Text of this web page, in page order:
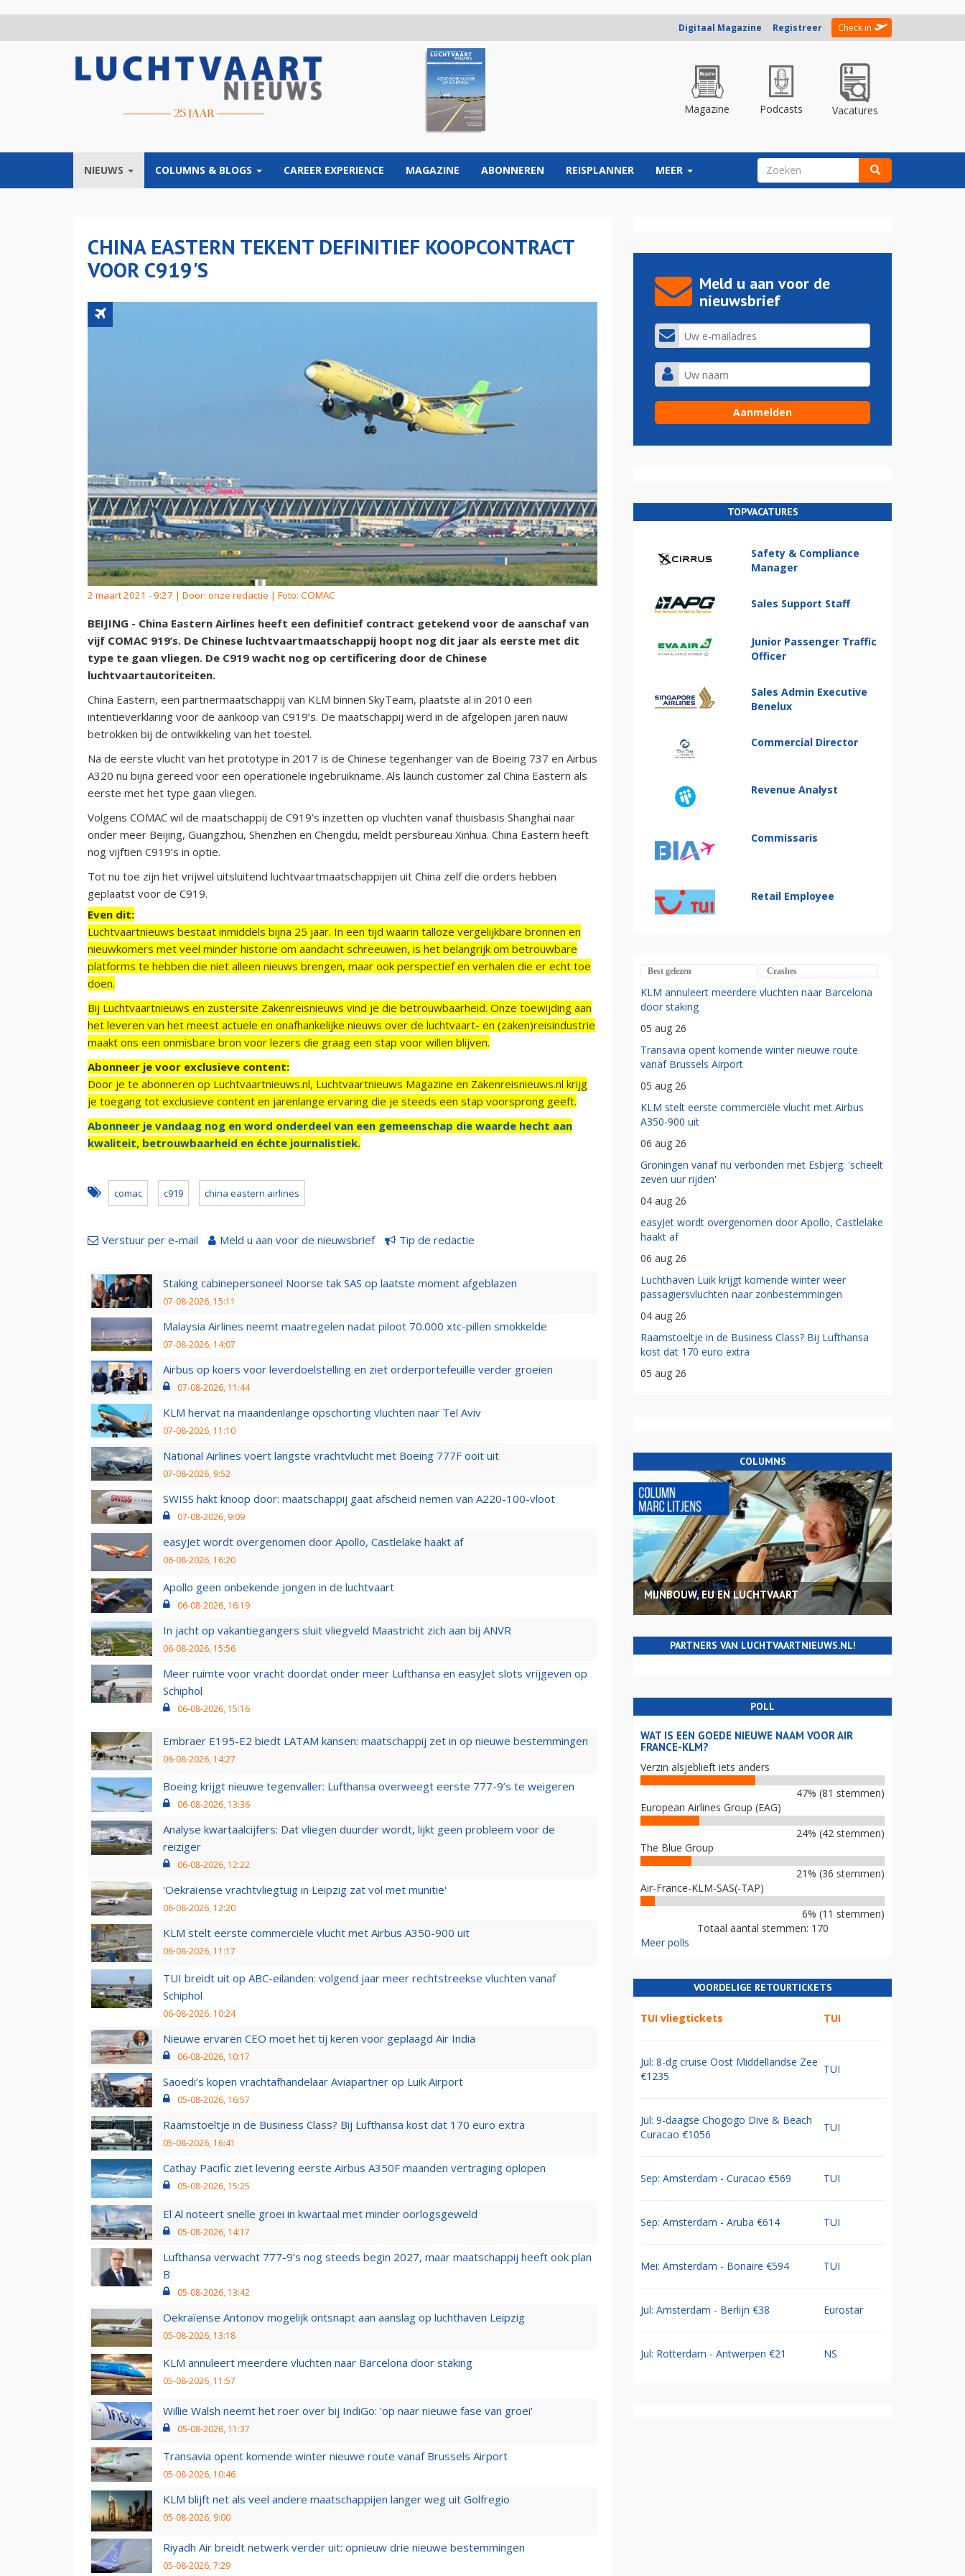
Digitaal Magazine Registreer Check in
Magazine Podcasts Vacatures
NIEUWS COLUMNS & BLOGS CAREER EXPERIENCE MAGAZINE ABONNEREN REISPLANNER MEER ZOEKVELD
CHINA EASTERN TEKENT DEFINITIEF KOOPCONTRACT
VOOR C919'S
2 maart 2021 - 9:27 | Door: onze redactie | Foto: COMAC
BEIJING - China Eastern Airlines heeft een definitief contract getekend voor de aanschaf van
vijf COMAC 919’s. De Chinese luchtvaartmaatschappij hoopt nog dit jaar als eerste met dit
type te gaan vliegen. De C919 wacht nog op certificering door de Chinese
luchtvaartautoriteiten.
China Eastern, een partnermaatschappij van KLM binnen SkyTeam, plaatste al in 2010 een
intentieverklaring voor de aankoop van C919’s. De maatschappij werd in de afgelopen jaren nauw
betrokken bij de ontwikkeling van het toestel.
Na de eerste vlucht van het prototype in 2017 is de Chinese tegenhanger van de Boeing 737 en Airbus
A320 nu bijna gereed voor een operationele ingebruikname. Als launch customer zal China Eastern als
eerste met het type gaan vliegen.
Volgens COMAC wil de maatschappij de C919’s inzetten op vluchten vanaf thuisbasis Shanghai naar
onder meer Beijing, Guangzhou, Shenzhen en Chengdu, meldt persbureau Xinhua. China Eastern heeft
nog vijftien C919’s in optie.
Tot nu toe zijn het vrijwel uitsluitend luchtvaartmaatschappijen uit China zelf die orders hebben
geplaatst voor de C919.
Even dit:
Luchtvaartnieuws bestaat inmiddels bijna 25 jaar. In een tijd waarin talloze vergelijkbare bronnen en
nieuwkomers met veel minder historie om aandacht schreeuwen, is het belangrijk om betrouwbare
platforms te hebben die niet alleen nieuws brengen, maar ook perspectief en verhalen die er echt toe
doen.
Bij Luchtvaartnieuws en zustersite Zakenreisnieuws vind je die betrouwbaarheid. Onze toewijding aan
het leveren van het meest actuele en onafhankelijke nieuws over de luchtvaart- en (zaken)reisindustrie
maakt ons een onmisbare bron voor lezers die graag een stap voor willen blijven.
Abonneer je voor exclusieve content:
Door je te abonneren op Luchtvaartnieuws.nl, Luchtvaartnieuws Magazine en Zakenreisnieuws.nl krijg
je toegang tot exclusieve content en jarenlange ervaring die je steeds een stap voorsprong geeft.
Abonneer je vandaag nog en word onderdeel van een gemeenschap die waarde hecht aan
kwaliteit, betrouwbaarheid en échte journalistiek.
comac c919 china eastern airlines
Verstuur per e-mail Meld u aan voor de nieuwsbrief Tip de redactie
Staking cabinepersoneel Noorse tak SAS op laatste moment afgeblazen
07-08-2026, 15:11
Malaysia Airlines neemt maatregelen nadat piloot 70.000 xtc-pillen smokkelde
07-08-2026, 14:07
Airbus op koers voor leverdoelstelling en ziet orderportefeuille verder groeien
07-08-2026, 11:44
KLM hervat na maandenlange opschorting vluchten naar Tel Aviv
07-08-2026, 11:10
National Airlines voert langste vrachtvlucht met Boeing 777F ooit uit
07-08-2026, 9:52
SWISS hakt knoop door: maatschappij gaat afscheid nemen van A220-100-vloot
07-08-2026, 9:09
easyJet wordt overgenomen door Apollo, Castlelake haakt af
06-08-2026, 16:20
Apollo geen onbekende jongen in de luchtvaart
06-08-2026, 16:19
In jacht op vakantiegangers sluit vliegveld Maastricht zich aan bij ANVR
06-08-2026, 15:56
Meer ruimte voor vracht doordat onder meer Lufthansa en easyJet slots vrijgeven op
Schiphol
06-08-2026, 15:16
Embraer E195-E2 biedt LATAM kansen: maatschappij zet in op nieuwe bestemmingen
06-08-2026, 14:27
Boeing krijgt nieuwe tegenvaller: Lufthansa overweegt eerste 777-9’s te weigeren
06-08-2026, 13:36
Analyse kwartaalcijfers: Dat vliegen duurder wordt, lijkt geen probleem voor de
reiziger
06-08-2026, 12:22
'Oekraïense vrachtvliegtuig in Leipzig zat vol met munitie'
06-08-2026, 12:20
KLM stelt eerste commerciële vlucht met Airbus A350-900 uit
06-08-2026, 11:17
TUI breidt uit op ABC-eilanden: volgend jaar meer rechtstreekse vluchten vanaf
Schiphol
06-08-2026, 10:24
Nieuwe ervaren CEO moet het tij keren voor geplaagd Air India
06-08-2026, 10:17
Saoedi’s kopen vrachtafhandelaar Aviapartner op Luik Airport
05-08-2026, 16:57
Raamstoeltje in de Business Class? Bij Lufthansa kost dat 170 euro extra
05-08-2026, 16:41
Cathay Pacific ziet levering eerste Airbus A350F maanden vertraging oplopen
05-08-2026, 15:25
El Al noteert snelle groei in kwartaal met minder oorlogsgeweld
05-08-2026, 14:17
Lufthansa verwacht 777-9’s nog steeds begin 2027, maar maatschappij heeft ook plan
B
05-08-2026, 13:42
Oekraïense Antonov mogelijk ontsnapt aan aanslag op luchthaven Leipzig
05-08-2026, 13:18
KLM annuleert meerdere vluchten naar Barcelona door staking
05-08-2026, 11:57
Willie Walsh neemt het roer over bij IndiGo: 'op naar nieuwe fase van groei'
05-08-2026, 11:37
Transavia opent komende winter nieuwe route vanaf Brussels Airport
05-08-2026, 10:46
KLM blijft net als veel andere maatschappijen langer weg uit Golfregio
05-08-2026, 9:00
Riyadh Air breidt netwerk verder uit: opnieuw drie nieuwe bestemmingen
05-08-2026, 7:29
Meld u aan voor de
nieuwsbrief
TOPVACATURES
Safety & Compliance
Manager
Sales Support Staff
Junior Passenger Traffic
Officer
Sales Admin Executive
Benelux
Commercial Director
Revenue Analyst
Commissaris
Retail Employee
Best gelezen Crashes
KLM annuleert meerdere vluchten naar Barcelona
door staking
05 aug 26
Transavia opent komende winter nieuwe route
vanaf Brussels Airport
05 aug 26
KLM stelt eerste commerciële vlucht met Airbus
A350-900 uit
06 aug 26
Groningen vanaf nu verbonden met Esbjerg: 'scheelt
zeven uur rijden'
04 aug 26
easyJet wordt overgenomen door Apollo, Castlelake
haakt af
06 aug 26
Luchthaven Luik krijgt komende winter weer
passagiersvluchten naar zonbestemmingen
04 aug 26
Raamstoeltje in de Business Class? Bij Lufthansa
kost dat 170 euro extra
05 aug 26
COLUMNS
MIJNBOUW, EU EN LUCHTVAART
PARTNERS VAN LUCHTVAARTNIEUWS.NL!
POLL
WAT IS EEN GOEDE NIEUWE NAAM VOOR AIR
FRANCE-KLM?
Verzin alsjeblieft iets anders
47% (81 stemmen)
European Airlines Group (EAG)
24% (42 stemmen)
The Blue Group
21% (36 stemmen)
Air-France-KLM-SAS(-TAP)
6% (11 stemmen)
Totaal aantal stemmen: 170
Meer polls
VOORDELIGE RETOURTICKETS
TUI vliegtickets TUI
Jul: 8-dg cruise Oost Middellandse Zee
€1235
TUI
Jul: 9-daagse Chogogo Dive & Beach
Curacao €1056
TUI
Sep: Amsterdam - Curacao €569 TUI
Sep: Amsterdam - Aruba €614 TUI
Mei: Amsterdam - Bonaire €594 TUI
Jul: Amsterdam - Berlijn €38 Eurostar
Jul: Rotterdam - Antwerpen €21 NS